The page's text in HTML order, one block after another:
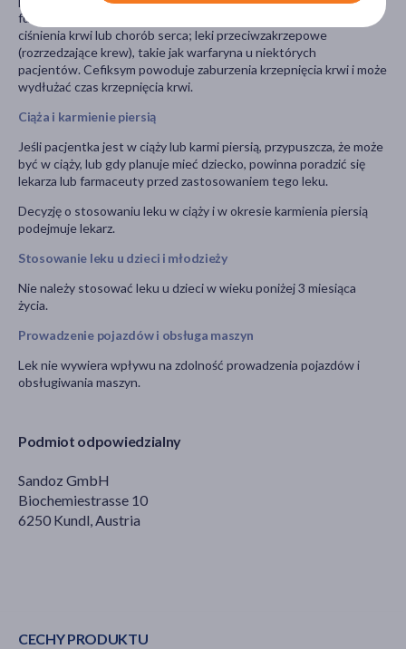
Podmiot odpowiedzialny
Sandoz GmbH
Biochemiestrasse 10
6250 Kundl, Austria
furosemid; nifedypinę, lek stosowany w leczeniu wysokiego
ciśnienia krwi lub chorób serca; leki przeciwzakrzepowe
(rozrzedzające krew), takie jak warfaryna u niektórych
pacjentów. Cefiksym powoduje zaburzenia krzepnięcia krwi i może
wydłużać czas krzepnięcia krwi.
Ciąża i karmienie piersią
Jeśli pacjentka jest w ciąży lub karmi piersią, przypuszcza, że może
być w ciąży, lub gdy planuje mieć dziecko, powinna poradzić się
lekarza lub farmaceuty przed zastosowaniem tego leku.
Decyzję o stosowaniu leku w ciąży i w okresie karmienia piersią
podejmuje lekarz.
Stosowanie leku u dzieci i młodzieży
Nie należy stosować leku u dzieci w wieku poniżej 3 miesiąca
życia.
Prowadzenie pojazdów i obsługa maszyn
Lek nie wywiera wpływu na zdolność prowadzenia pojazdów i
obsługiwania maszyn.
CECHY PRODUKTU